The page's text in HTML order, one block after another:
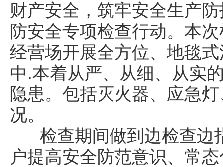
财产安全，筑牢安全生产
防安全专项检查行动。本
经营场开展全方位、地毯
中.本着从严、从细、从实
隐患。包括灭火器、应急
况。
检查期间做到边检查边
户提高安全防范意识、常